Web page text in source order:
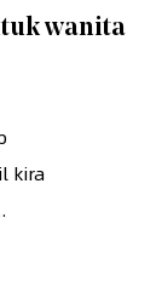
wanita
kira